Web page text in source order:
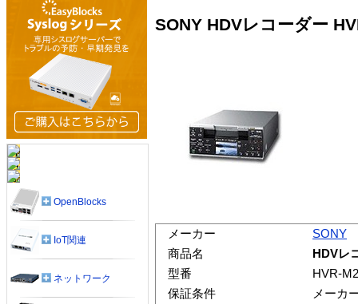
SONY HDVレコーダー
メーカー
SONY
商品名
HDVレ
型番
HVR-
保証条件
メーカ
OpenBlocks
IoT関連
ネットワーク